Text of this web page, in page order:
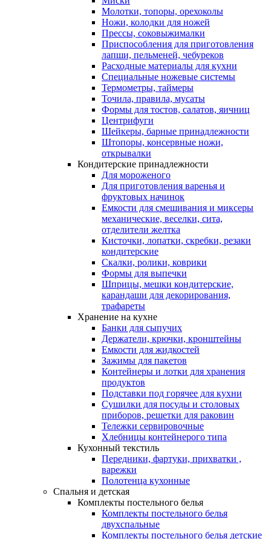
Молотки, топоры, орехоколы
Ножи, колодки для ножей
Прессы, соковыжималки
Приспособления для приготовления
лапши, пельменей, чебуреков
Расходные материалы для кухни
Специальные ножевые системы
Термометры, таймеры
Точила, правила, мусаты
Формы для тостов, салатов, яичниц
Центрифуги
Шейкеры, барные принадлежности
Штопоры, консервные ножи,
открывалки
Кондитерские принадлежности
Для мороженого
Для приготовления варенья и
фруктовых начинок
Емкости для смешивания и миксеры
механические, веселки, сита,
отделители желтка
Кисточки, лопатки, скребки, резаки
кондитерские
Скалки, ролики, коврики
Формы для выпечки
Шприцы, мешки кондитерские,
карандаши для декорирования,
трафареты
Хранение на кухне
Банки для сыпучих
Держатели, крючки, кронштейны
Емкости для жидкостей
Зажимы для пакетов
Контейнеры и лотки для хранения
продуктов
Подставки под горячее для кухни
Сушилки для посуды и столовых
приборов, решетки для раковин
Тележки сервировочные
Хлебницы контейнерого типа
Кухонный текстиль
Передники, фартуки, прихватки ,
варежки
Полотенца кухонные
Спальня и детская
Комплекты постельного белья
Комплекты постельного белья
двухспальные
Комплекты постельного белья детские